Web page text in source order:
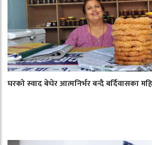
घरको स्वाद बेचेर आत्मनिर्भर बन्दै बर्दिवासका